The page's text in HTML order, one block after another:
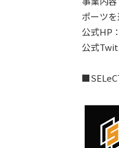
ポーツ
公式HP：
公式